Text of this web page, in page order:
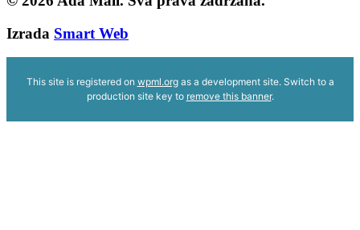
Izrada Smart Web
This site is registered on wpml.orgas a development site. Switch to a
production site key to remove this banner.